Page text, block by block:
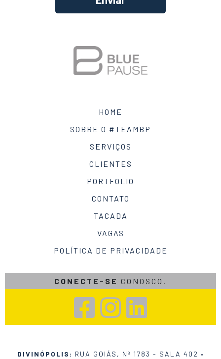
HOME
SOBRE O #TEAMBP
SERVIÇOS
CLIENTES
PORTFOLIO
CONTATO
TACADA
VAGAS
POLÍTICA DE PRIVACIDADE
CONECTE-SE CONOSCO.
DIVINÓPOLIS: RUA GOIÁS, Nº 1783 - SALA 402 •